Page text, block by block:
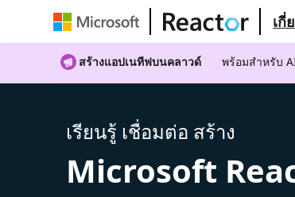
เกี่
สร้างแอปเนทีฟบนคลาวด์ พร้อมสําหรับ
เรียนรู้ เชื่อมต่อ สร้าง
Microsoft